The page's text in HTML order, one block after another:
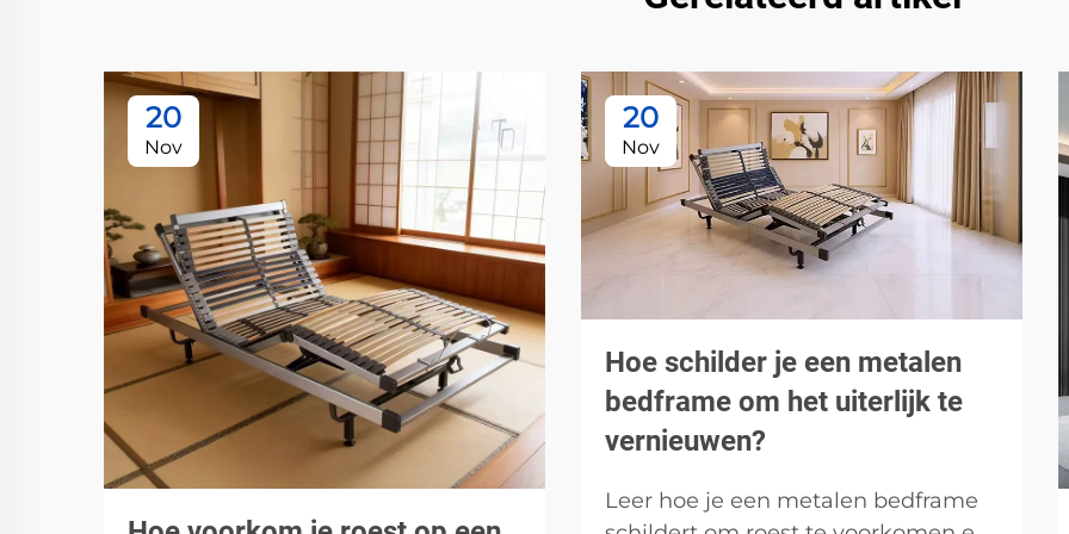
20
Nov
20
Nov
Hoe schilder je een metalen
bedframe om het uiterlijk te
vernieuwen?
Leer hoe je een metalen bedframe